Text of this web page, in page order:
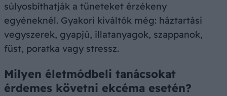
súlyosbíthatják a tüneteket érzékeny
egyéneknél. Gyakori kiváltók még: háztartási
vegyszerek, gyapjú, illatanyagok, szappanok,
füst, poratka vagy stressz.
Milyen életmódbeli tanácsokat
érdemes követni ekcéma esetén?